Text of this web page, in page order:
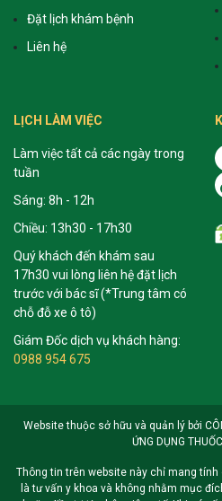
Đặt lịch khám bệnh
Liên hệ
LỊCH LÀM VIỆC
Làm việc tất cả các ngày trong
tuần
Sáng: 8h - 12h
Chiều: 13h30 - 17h30
Quý khách đến khám sau
17h30 vui lòng liên hệ đặt lịch
trước với bác sĩ (*Trung tâm có
chỗ đỗ xe ô tô)
Giám Đốc dịch vụ khách hàng:
0988 954 675
Website thuộc sở hữu và quản lý bởi
ỨNG DỤNG
Thông tin trên website này chỉ mang
là tư vấn y khoa và không nhằm mục